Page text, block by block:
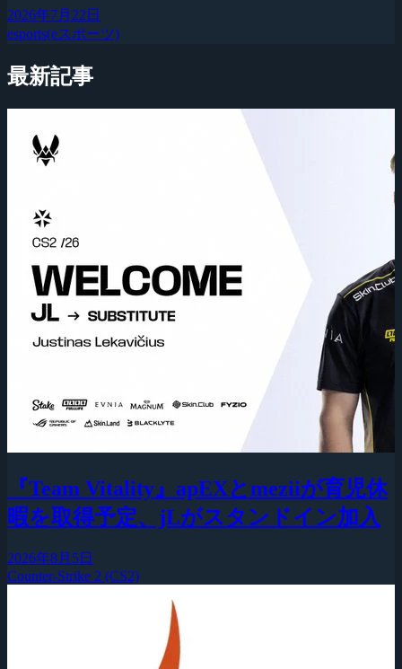
2026年7月22日
esports(eスポーツ)
最新記事
『Team Vitality』apEXとmeziiが育児休
暇を取得予定、jLがスタンドイン加入
2026年8月5日
Counter-Strike 2 (CS2)